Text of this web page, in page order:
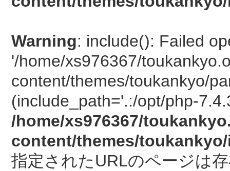
Warning: include(): Failed
'/home/xs976367/
content/themes/toukankyo/
(include_path='.:/opt/php-
/home/xs976367/
content/themes/
指定されたURLのページは